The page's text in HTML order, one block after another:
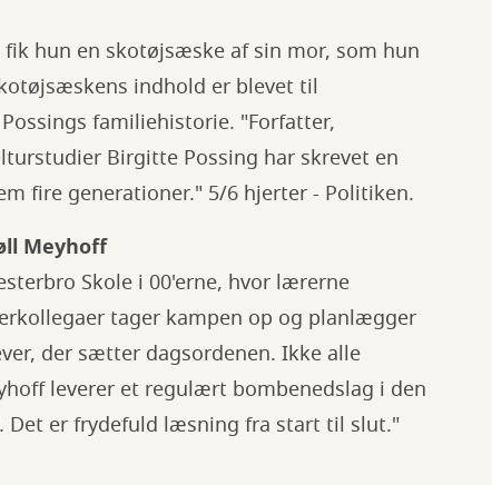
hun en skotøjsæske af sin mor, som hun
indhold er blevet til
familiehistorie. "Forfatter,
​Birgitte Possing har skrevet en
fire generationer." 5/6 hjerter - Politiken.
Meyhoff
Skole i 00'erne, hvor lærerne
tager kampen op og planlægger
der sætter dagsordenen. Ikke alle
leverer et regulært bombenedslag i den
Det er frydefuld læsning fra start til slut."